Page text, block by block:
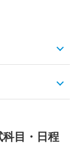
目・日程